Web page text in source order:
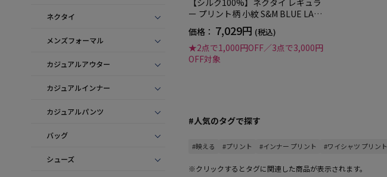
ネクタイ
メンズフォーマル
カジュアルアウター
カジュアルインナー
カジュアルパンツ
バッグ
シューズ
ー プリント柄 小紋 S&M BLUE LABE
価格： 7,029円 (税込)
★2点で1,000円OFF／3点で3,000円
OFF対象
#人気のタグで探す
#映える #プリント #インナー プリント #ワイシャツ プリント
※クリックするとタグに関連した商品が表示されます。